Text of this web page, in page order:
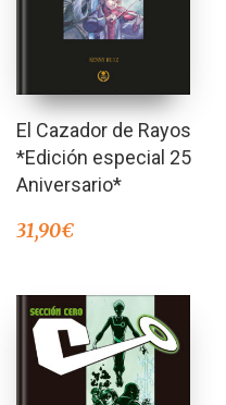
El Cazador de Rayos
*Edición especial 25
Aniversario*
31,90€